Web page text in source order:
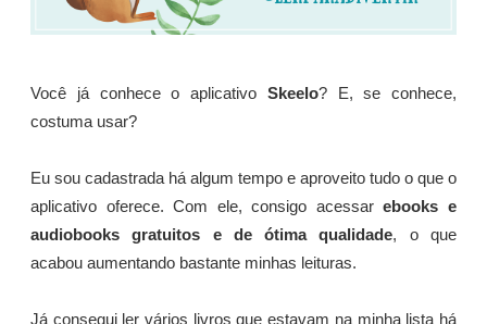
Você já conhece o aplicativo Skeelo? E, se conhece,
costuma usar?
Eu sou cadastrada há algum tempo e aproveito tudo o que o
aplicativo oferece. Com ele, consigo acessarebooks e
audiobooks gratuitos e de ótima qualidade, o que
acabou aumentando bastante minhas leituras.
Já consegui ler vários livros que estavam na minha lista há